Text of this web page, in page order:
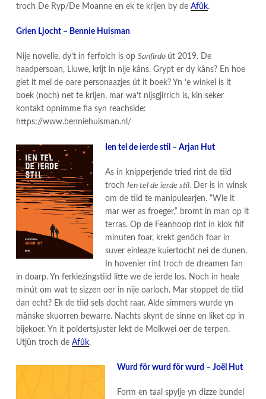
troch De Ryp/De Moanne en ek te krijen by de Afûk.
Grien Ljocht – Bennie Huisman
Nije novelle, dy’t in ferfolch is op Sanfirdo út 2019. De
haadpersoan, Liuwe, krijt in nije kâns. Grypt er dy kâns? En hoe
giet it mei de oare personaazjes út it boek? Yn ‘e winkel is it
boek (noch) net te krijen, mar wa’t nijsgjirrich is, kin seker
kontakt opnimme fia syn reachside:
https://www.benniehuisman.nl/
Ien tel de ierde stil – Arjan Hut
As in knipperjende tried rint de tiid
trochIen tel de ierde stil. Der is in winsk
om de tiid te manipulearjen. “Wie it
mar wer as froeger,” bromt in man op it
terras. Op de Feanhoop rint in klok fiif
minuten foar, krekt genôch foar in
suver einleaze kuiertocht nei de dunen.
In hovenier rint troch de dreamen fan
in doarp. Yn ferkiezingstiid litte we de ierde los. Noch in heale
minút om wat te sizzen oer in nije oarloch. Mar stoppet de tiid
dan echt? Ek de tiid sels docht raar. Alde simmers wurde yn
mânske skuorren bewarre. Nachts skynt de sinne en liket op in
bijekoer. Yn it poldertsjuster lekt de Molkwei oer de terpen.
Utjûn troch de Afûk.
Wurd för wurd för wurd – Joël Hut
Form en taal spylje yn dizze bundel